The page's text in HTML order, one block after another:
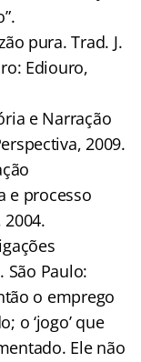
pura. Trad. J.
Ediouro,
e Narração
2009.
e processo
2004.
São Paulo:
o emprego
o ‘jogo’ que
Ele não